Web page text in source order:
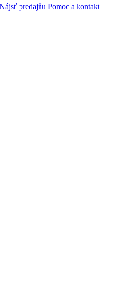
Nájsť predajňu Pomoc a kontakt